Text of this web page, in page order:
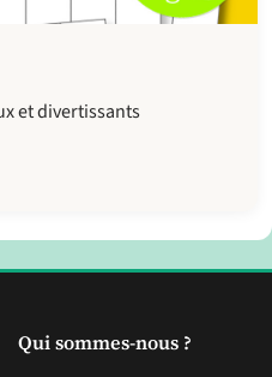
et divertissants
Qui sommes-nous ?